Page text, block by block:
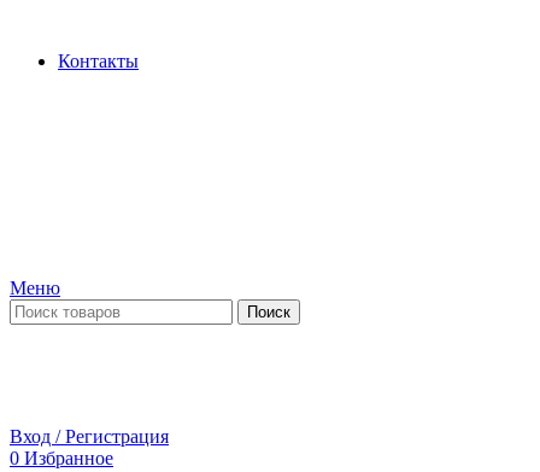
Контакты
Меню
Поиск
Вход / Регистрация
0 Избранное